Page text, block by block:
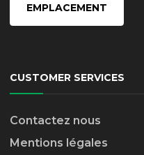
EMPLACEMENT
CUSTOMER SERVICES
Contactez nous
Mentions légales